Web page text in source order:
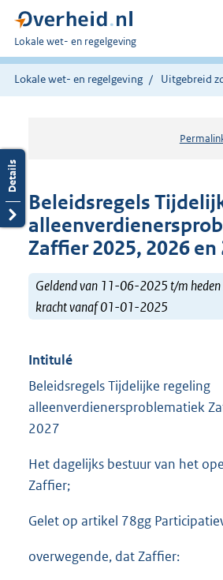
U
bent
hier:
Lokale wet- en regelgeving
Lokale wet- en regelgeving Uitgebreid
Beleidsregels
Zaffier 2025, 2026 en
Geldend van 11-06-2025 t/m heden
kracht vanaf 01-01-2025
Intitulé
Beleidsregels Tijdelijke regeling
alleenverdienersproblematiek
2027
Het dagelijks bestuur van het
Zaffier;
Gelet op artikel 78gg
overwegende, dat Zaffier: